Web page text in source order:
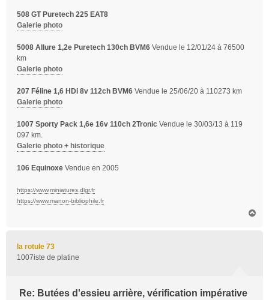
508 GT Puretech 225 EAT8
Galerie photo
5008 Allure 1,2e Puretech 130ch BVM6 Vendue le 12/01/24 à 76500
km
Galerie photo
207 Féline 1,6 HDi 8v 112ch BVM6 Vendue le 25/06/20 à 110273 km
Galerie photo
1007 Sporty Pack 1,6e 16v 110ch 2Tronic Vendue le 30/03/13 à 119
097 km.
Galerie photo + historique
106 Equinoxe Vendue en 2005
https://www.miniatures.dlgr.fr
https://www.manon-bibliophile.fr
la rotule 73
1007iste de platine
Re: Butées d'essieu arrière, vérification impérative